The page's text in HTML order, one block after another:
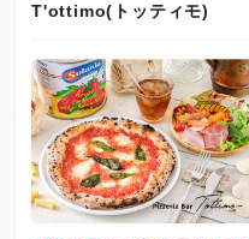
T'ottimo(トッティモ)